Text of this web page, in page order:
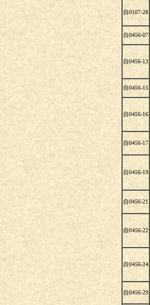
自0107-28
自0456-07
自0456-13
自0456-15
自0456-16
自0456-17
自0456-19
自0456-21
自0456-22
自0456-24
自0456-29